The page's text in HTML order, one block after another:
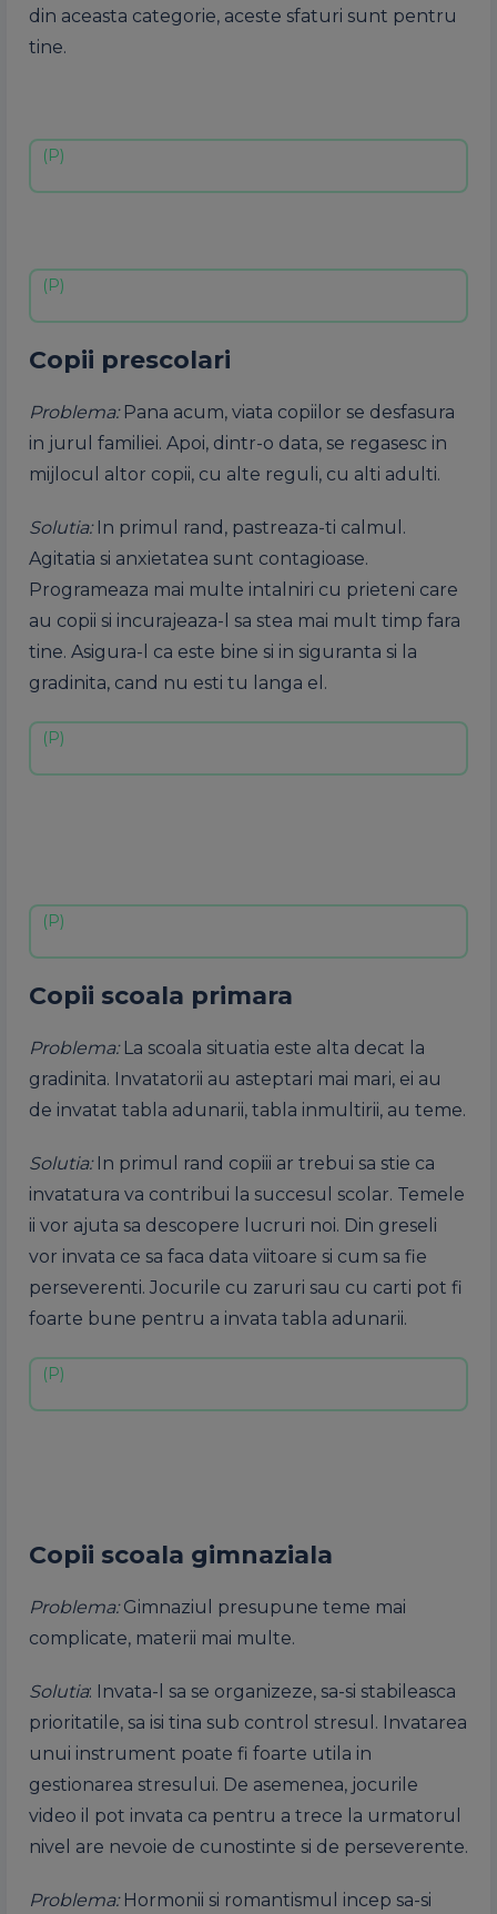
din aceasta categorie, aceste sfaturi sunt pentru
tine.
Copii prescolari
Problema: Pana acum, viata copiilor se desfasura
in jurul familiei. Apoi, dintr-o data, se regasesc in
mijlocul altor copii, cu alte reguli, cu alti adulti.
Solutia:In primul rand, pastreaza-ti calmul.
Agitatia si anxietatea sunt contagioase.
Programeaza mai multe intalniri cu prieteni care
au copii si incurajeaza-l sa stea mai mult timp fara
tine. Asigura-l ca este bine si in siguranta si la
gradinita, cand nu esti tu langa el.
Copii scoala primara
Problema: La scoala situatia este alta decat la
gradinita. Invatatorii au asteptari mai mari, ei au
de invatat tabla adunarii, tabla inmultirii, au teme.
Solutia:In primul rand copiii ar trebui sa stie ca
invatatura va contribui la succesul scolar. Temele
ii vor ajuta sa descopere lucruri noi. Din greseli
vor invata ce sa faca data viitoare si cum sa fie
perseverenti. Jocurile cu zaruri sau cu carti pot fi
foarte bune pentru a invata tabla adunarii.
Copii scoala gimnaziala
Problema:Gimnaziul presupune teme mai
complicate, materii mai multe.
Solutia: Invata-l sa se organizeze, sa-si stabileasca
prioritatile, sa isi tina sub control stresul. Invatarea
unui instrument poate fi foarte utila in
gestionarea stresului. De asemenea, jocurile
video il pot invata ca pentru a trece la urmatorul
nivel are nevoie de cunostinte si de perseverente.
Problema:Hormonii si romantismul incep sa-si